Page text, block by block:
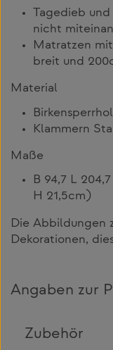
Tagedieb
nicht
Matratzen
breit und
Material
Klammern
Maße
B 94,7 L
H 21,5cm)
Die Abbildungen
Dekorationen,
Angaben zur
Zubehör